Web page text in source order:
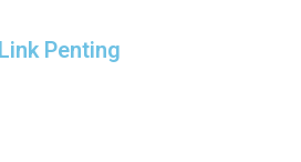
Link Penting